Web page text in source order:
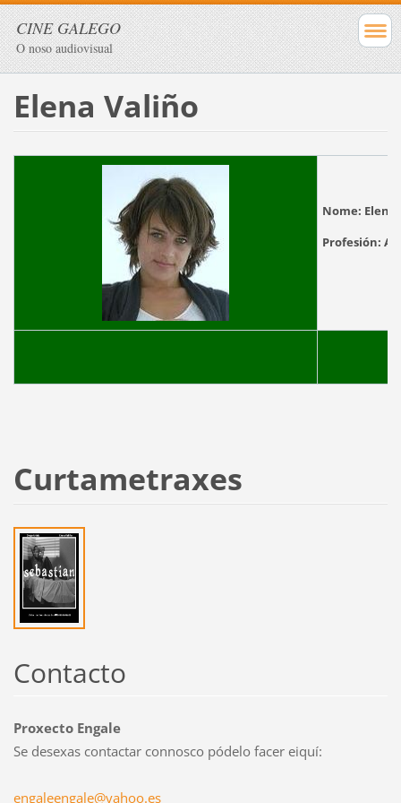
CINE GALEGO
O noso audiovisual
Elena Valiño
Nome:
Profesión:
Curtametraxes
Contacto
Proxecto Engale
Se desexas contactar connosco pódelo facer eiquí:
engaleengale@yahoo.es